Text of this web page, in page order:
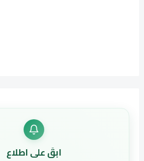
ابقَ على اطلاع